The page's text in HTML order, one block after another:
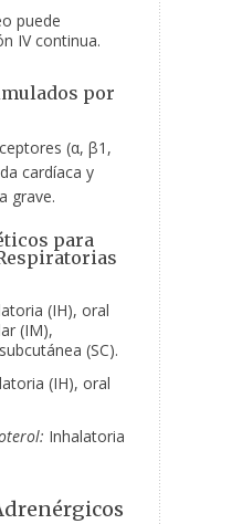
puede
IV continua.
por
(α, β1,
cardíaca y
grave.
para
(IH), oral
(IM),
(SC).
(IH), oral
Inhalatoria